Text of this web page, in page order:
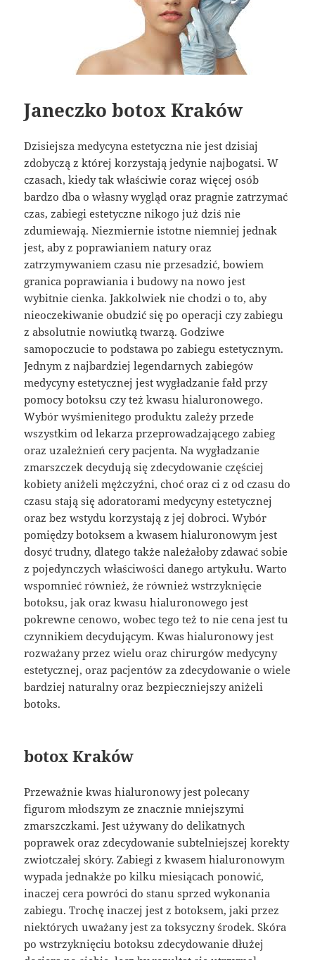
Janeczko botox Kraków
Dzisiejsza medycyna estetyczna nie jest dzisiaj
zdobyczą z której korzystają jedynie najbogatsi. W
czasach, kiedy tak właściwie coraz więcej osób
bardzo dba o własny wygląd oraz pragnie zatrzymać
czas, zabiegi estetyczne nikogo już dziś nie
zdumiewają. Niezmiernie istotne niemniej jednak
jest, aby z poprawianiem natury oraz
zatrzymywaniem czasu nie przesadzić, bowiem
granica poprawiania i budowy na nowo jest
wybitnie cienka. Jakkolwiek nie chodzi o to, aby
nieoczekiwanie obudzić się po operacji czy zabiegu
z absolutnie nowiutką twarzą. Godziwe
samopoczucie to podstawa po zabiegu estetycznym.
Jednym z najbardziej legendarnych zabiegów
medycyny estetycznej jest wygładzanie fałd przy
pomocy botoksu czy też kwasu hialuronowego.
Wybór wyśmienitego produktu zależy przede
wszystkim od lekarza przeprowadzającego zabieg
oraz uzależnień cery pacjenta. Na wygładzanie
zmarszczek decydują się zdecydowanie częściej
kobiety aniżeli mężczyźni, choć oraz ci z od czasu do
czasu stają się adoratorami medycyny estetycznej
oraz bez wstydu korzystają z jej dobroci. Wybór
pomiędzy botoksem a kwasem hialuronowym jest
dosyć trudny, dlatego także należałoby zdawać sobie
z pojedynczych właściwości danego artykułu. Warto
wspomnieć również, że również wstrzyknięcie
botoksu, jak oraz kwasu hialuronowego jest
pokrewne cenowo, wobec tego też to nie cena jest tu
czynnikiem decydującym. Kwas hialuronowy jest
rozważany przez wielu oraz chirurgów medycyny
estetycznej, oraz pacjentów za zdecydowanie o wiele
bardziej naturalny oraz bezpieczniejszy aniżeli
botoks.
botox Kraków
Przeważnie kwas hialuronowy jest polecany
figurom młodszym ze znacznie mniejszymi
zmarszczkami. Jest używany do delikatnych
poprawek oraz zdecydowanie subtelniejszej korekty
zwiotczałej skóry. Zabiegi z kwasem hialuronowym
wypada jednakże po kilku miesiącach ponowić,
inaczej cera powróci do stanu sprzed wykonania
zabiegu. Trochę inaczej jest z botoksem, jaki przez
niektórych uważany jest za toksyczny środek. Skóra
po wstrzyknięciu botoksu zdecydowanie dłużej